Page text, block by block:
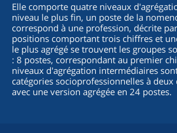
Elle comporte quatre niveaux
niveau le plus fin, un poste de la
correspond à une profession, décrite
positions comportant trois chiffres et
le plus agrégé se trouvent les groupes
: 8 postes, correspondant au premier
niveaux d'agrégation intermédiaires
catégories socioprofessionnelles à
avec une version agrégée en 24 postes.